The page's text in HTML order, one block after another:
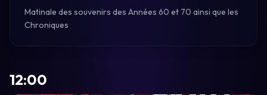
Matinale des souvenirs des Années 60 et 70 ainsi que les
Chroniques
12:00